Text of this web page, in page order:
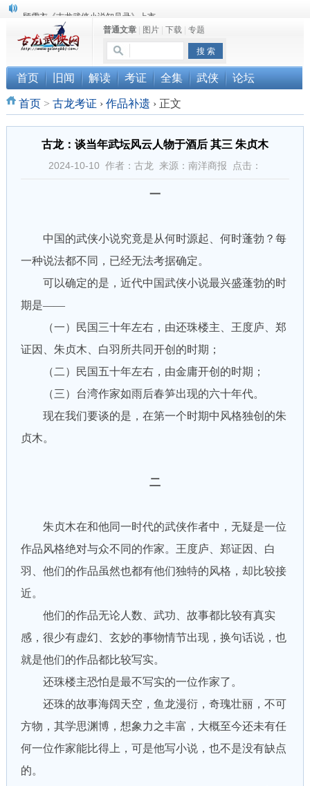
顾雪衣《古龙武侠小说知见录》上市
“武侠书库”查缺补漏活动圆满结束
《古龙小说原貌探究》修订版已上市
普通文章| 图片| 下载| 专题
首页 旧闻 解读 考证 全集 武侠 论坛
首页> 古龙考证 › 作品补遗 ›正文
古龙：谈当年武坛风云人物于酒后 其三 朱贞木
2024-10-10 作者：古龙 来源：南洋商报 点击：
一
中国的武侠小说究竟是从何时源起、何时蓬勃？每
一种说法都不同，已经无法考据确定。
可以确定的是，近代中国武侠小说最兴盛蓬勃的时
期是——
（一）民国三十年左右，由还珠楼主、王度庐、郑
证因、朱贞木、白羽所共同开创的时期；
（二）民国五十年左右，由金庸开创的时期；
（三）台湾作家如雨后春笋出现的六十年代。
现在我们要谈的是，在第一个时期中风格独创的朱
贞木。
二
朱贞木在和他同一时代的武侠作者中，无疑是一位
作品风格绝对与众不同的作家。王度庐、郑证因、白
羽、他们的作品虽然也都有他们独特的风格，却比较接
近。
他们的作品无论人数、武功、故事都比较有真实
感，很少有虚幻、玄妙的事物情节出现，换句话说，也
就是他们的作品都比较写实。
还珠楼主恐怕是最不写实的一位作家了。
还珠的故事海阔天空，鱼龙漫衍，奇瑰壮丽，不可
方物，其学思渊博，想象力之丰富，大概至今还未有任
何一位作家能比得上，可是他写小说，也不是没有缺点
的。